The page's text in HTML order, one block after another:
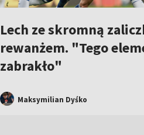
Lech ze skromną
rewanżem. "Tego
zabrakło"
Maksymilian Dyśko